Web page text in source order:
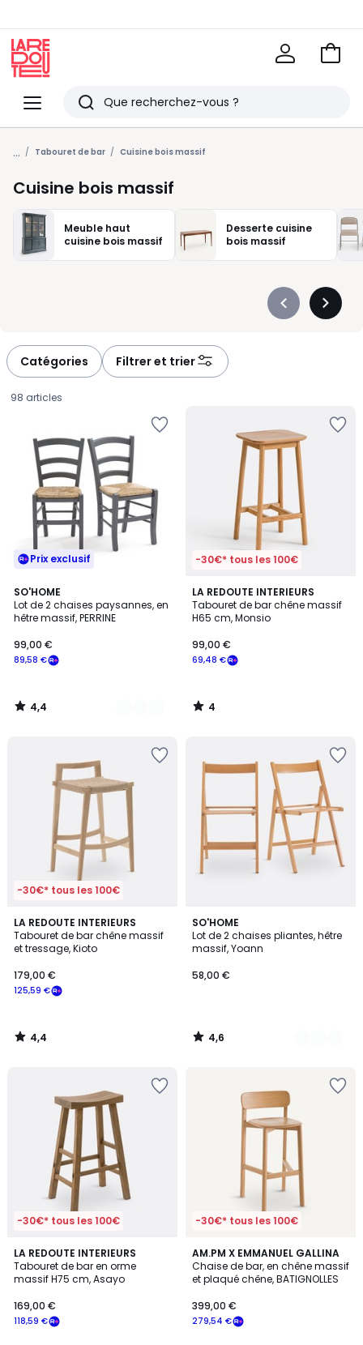
Menu
Redoute
Rechercher
Derniers
articles
vus
Voir
... Tabouret de bar Cuisine bois massif
Cuisine bois massif
Meuble haut
cuisine bois massif
Desserte cuisine
bois massif
Précédent
Catégories Filtrer et trier
98 articles
Prix exclusif
SO'HOME
Lot de 2 chaises paysannes, en
hêtre massif, PERRINE
€
souscrivez
notre
programme
89,58 €
99,00 €
4,4
/ 5
5
Couleurs
4,4
/
-30€* tous les 100€
LA REDOUTE INTERIEURS
Tabouret de bar chêne massif
H65 cm, Monsio
69,48 €
99,00 €
4
/
5
4
/
-30€* tous les 100€
LA REDOUTE INTERIEURS
Tabouret de bar chêne massif
et tressage, Kioto
125,59 €
179,00 €
4,4
/ 5
4,4
/
SO'HOME
Lot de 2 chaises pliantes, hêtre
massif, Yoann
58,00 €
4,6
/ 5
2
Couleurs
4,6
/
-30€* tous les 100€
LA REDOUTE INTERIEURS
Tabouret de bar en orme
massif H75 cm, Asayo
118,59 €
169,00 €
3,4
/ 5
-30€* tous les 100€
AM.PM X EMMANUEL GALLINA
Chaise de bar, en chêne massif
et plaqué chêne, BATIGNOLLES
279,54 €
399,00 €
4,8
/ 5